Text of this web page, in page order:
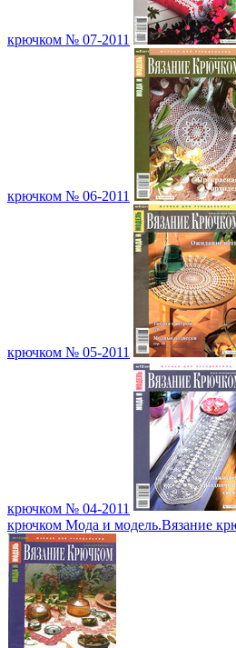
крючком № 07-2011
крючком № 06-2011
крючком № 05-2011
крючком № 04-2011
крючком Мода и модель.Вязание